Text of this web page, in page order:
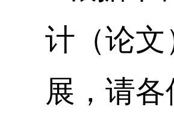
计（论
展，请